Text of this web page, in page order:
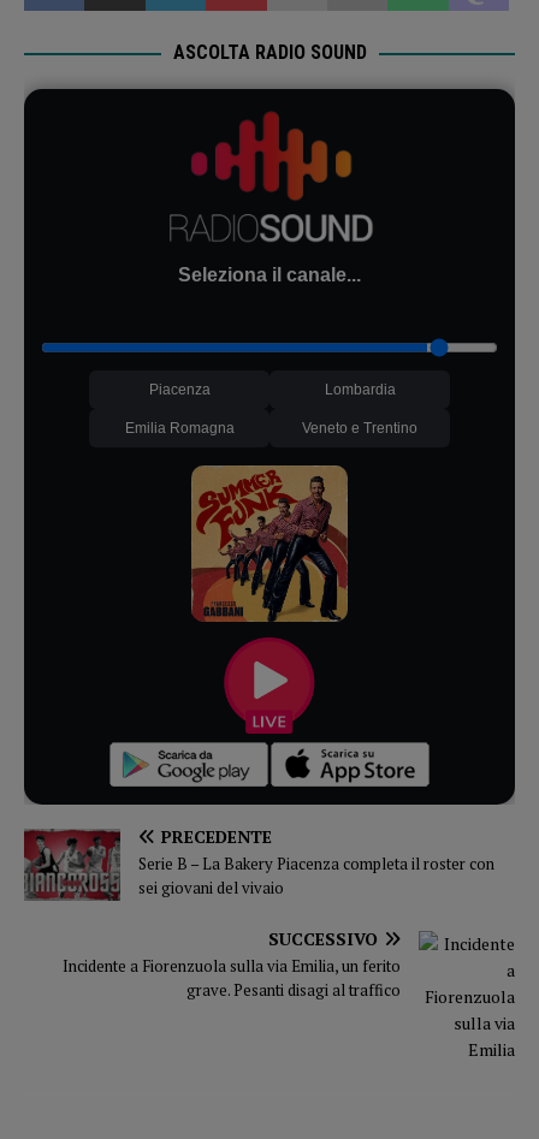
ASCOLTA RADIO SOUND
Seleziona il canale...
Piacenza Lombardia
Emilia Romagna Veneto e Trentino
PRECEDENTE
Serie B – La Bakery Piacenza completa il roster con
sei giovani del vivaio
SUCCESSIVO
Incidente a Fiorenzuola sulla via Emilia, un ferito
grave. Pesanti disagi al traffico